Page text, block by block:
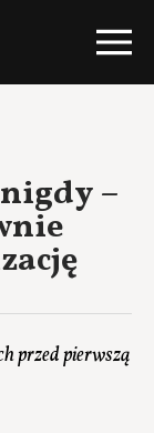
–
przed pierwszą